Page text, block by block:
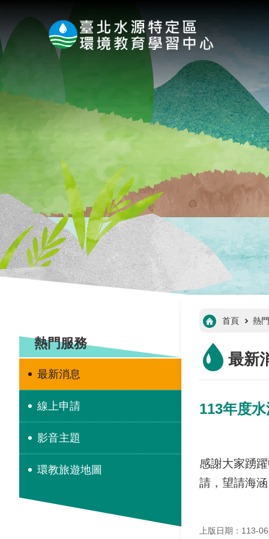
::: 熱門服務
最新消息
線上申請
影音主題
環教旅遊地圖
首頁 熱
最新
113年度
感謝大家踴
請，望請海
上版日期：113-